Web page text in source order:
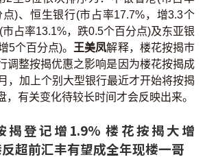
)、恒生银行(市占率17.7%，增3.3个
占率13.1%，跌0.5个百分点)及东亚银
5个百分点)。
王美凤解释，楼花按揭巿
调整按揭优惠之影响是因为楼花按揭成
，加上个别大型银行最近才开始将按揭
，有关变化待较长时间才会反映出来。
揭登记增1.9% 楼花按揭大增
超前汇丰有望成全年现楼一哥